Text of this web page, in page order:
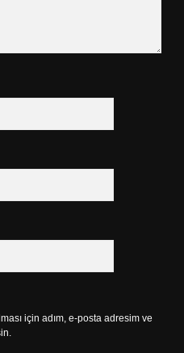
için adım, e-posta adresim ve